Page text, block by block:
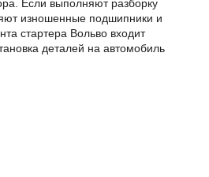
Если выполняют разборку
изношенные подшипники и
стартера Вольво входит
деталей на автомобиль